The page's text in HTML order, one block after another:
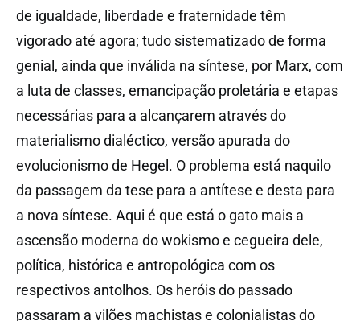
de igualdade, liberdade e fraternidade têm
vigorado até agora; tudo sistematizado de forma
genial, ainda que inválida na síntese, por Marx, com
a luta de classes, emancipação proletária e etapas
necessárias para a alcançarem através do
materialismo dialéctico, versão apurada do
evolucionismo de Hegel. O problema está naquilo
da passagem da tese para a antítese e desta para
a nova síntese. Aqui é que está o gato mais a
ascensão moderna do wokismo e cegueira dele,
política, histórica e antropológica com os
respectivos antolhos. Os heróis do passado
passaram a vilões machistas e colonialistas do